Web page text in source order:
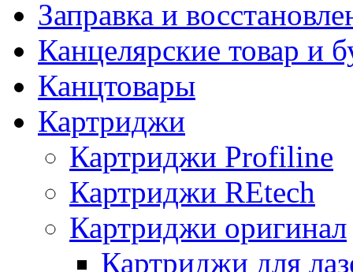
Заправка и
Канцелярские товар и
Канцтовары
Картриджи
Картриджи Profiline
Картриджи REtech
Картриджи оригинал
Картриджи для